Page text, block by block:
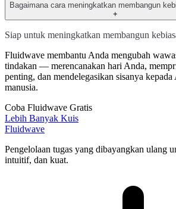
Bagaimana cara meningkatkan membangun
+
Siap untuk meningkatkan membangun
Fluidwave membantu Anda mengubah
tindakan — merencanakan hari Anda,
penting, dan mendelegasikan sisanya kepada
manusia.
Coba Fluidwave Gratis
Lebih Banyak Kuis
Fluidwave
Pengelolaan tugas yang dibayangkan ulang
intuitif, dan kuat.